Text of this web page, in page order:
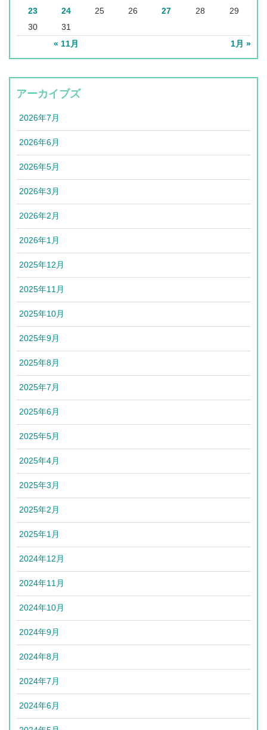
« 11月 1月 »
23
24 25 26 27 28
29
30
31
アーカイブズ
2026年7月
2026年6月
2026年5月
2026年3月
2026年2月
2026年1月
2025年12月
2025年11月
2025年10月
2025年9月
2025年8月
2025年7月
2025年6月
2025年5月
2025年4月
2025年3月
2025年2月
2025年1月
2024年12月
2024年11月
2024年10月
2024年9月
2024年8月
2024年7月
2024年6月